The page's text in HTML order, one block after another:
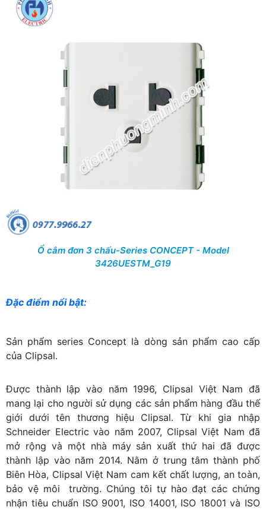
Ổ cắm đơn 3 chấu-Series CONCEPT - Model
3426UESTM_G19
Đặc điểm nổi bật:
Sản phẩm series Concept là dòng sản phẩm cao cấp
của Clipsal.
Được thành lập vào năm 1996, Clipsal Việt Nam đã
mang lại cho người sử dụng các sản phẩm hàng đầu thế
giới dưới tên thương hiệu Clipsal. Từ khi gia nhập
Schneider Electric vào năm 2007, Clipsal Việt Nam đã
mở rộng và một nhà máy sản xuất thứ hai đã được
thành lập vào năm 2014. Nằm ở trung tâm thành phố
Biên Hòa, Clipsal Việt Nam cam kết chất lượng, an toàn,
bảo vệ môi trường. Chúng tôi tự hào đạt các chứng
nhận tiêu chuẩn ISO 9001, ISO 14001, ISO 18001 và ISO